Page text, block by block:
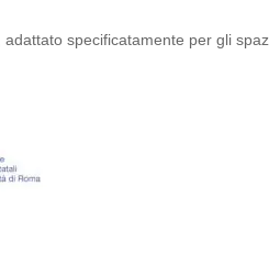
adattato specificatamente per gli